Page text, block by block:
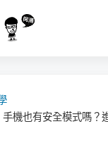
機也有安全模式嗎？